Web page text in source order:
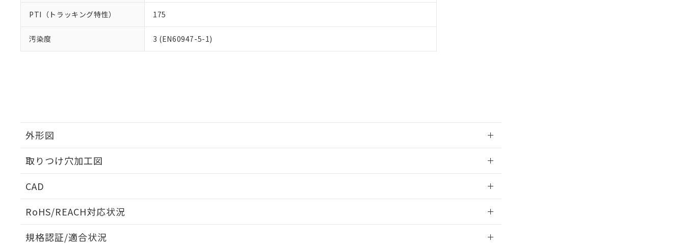
PTI（トラッキング特性） 175
汚染度 3 (EN60947-5-1)
外形図
取りつけ穴加工図
CAD
RoHS/REACH対応状況
規格認証/適合状況